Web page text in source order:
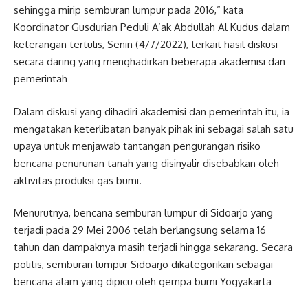
sehingga mirip semburan lumpur pada 2016,” kata
Koordinator Gusdurian Peduli A’ak Abdullah Al Kudus dalam
keterangan tertulis, Senin (4/7/2022), terkait hasil diskusi
secara daring yang menghadirkan beberapa akademisi dan
pemerintah
Dalam diskusi yang dihadiri akademisi dan pemerintah itu, ia
mengatakan keterlibatan banyak pihak ini sebagai salah satu
upaya untuk menjawab tantangan pengurangan risiko
bencana penurunan tanah yang disinyalir disebabkan oleh
aktivitas produksi gas bumi.
Menurutnya, bencana semburan lumpur di Sidoarjo yang
terjadi pada 29 Mei 2006 telah berlangsung selama 16
tahun dan dampaknya masih terjadi hingga sekarang. Secara
politis, semburan lumpur Sidoarjo dikategorikan sebagai
bencana alam yang dipicu oleh gempa bumi Yogyakarta